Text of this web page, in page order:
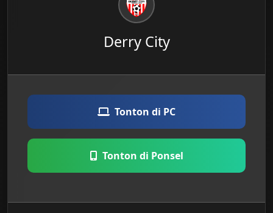
Derry City
Tonton di PC
Tonton di Ponsel